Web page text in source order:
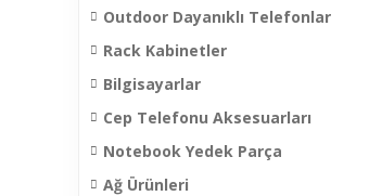
Outdoor Dayanıklı Telefonlar
Rack Kabinetler
Bilgisayarlar
Cep Telefonu Aksesuarları
Notebook Yedek Parça
Ağ Ürünleri